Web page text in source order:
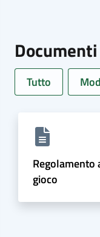
Documenti
Tutto
Regolamento
gioco